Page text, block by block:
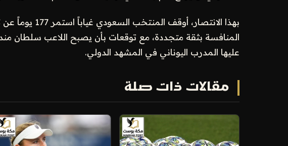
بهذا الانتصار،
المنافسة بثقة متجددة، مع توقعات بأن يصبح اللاعب سلطان
عليها المدرب اليوناني في المشهد الدولي.
مقالات ذات صلة